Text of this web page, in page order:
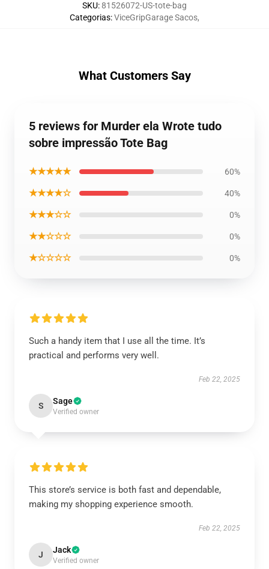
SKU:81526072-US-tote-bag
Categorias:ViceGripGarage Sacos,
What Customers Say
5 reviews for Murder ela Wrote tudo
sobre impressão Tote Bag
★★★★★ 60%
★★★★☆ 40%
★★★☆☆ 0%
★★☆☆☆ 0%
★☆☆☆☆ 0%
Such a handy item that I use all the time. It’s
practical and performs very well.
Feb 22, 2025
S Sage
Verified owner
This store’s service is both fast and dependable,
making my shopping experience smooth.
Feb 22, 2025
J Jack
Verified owner